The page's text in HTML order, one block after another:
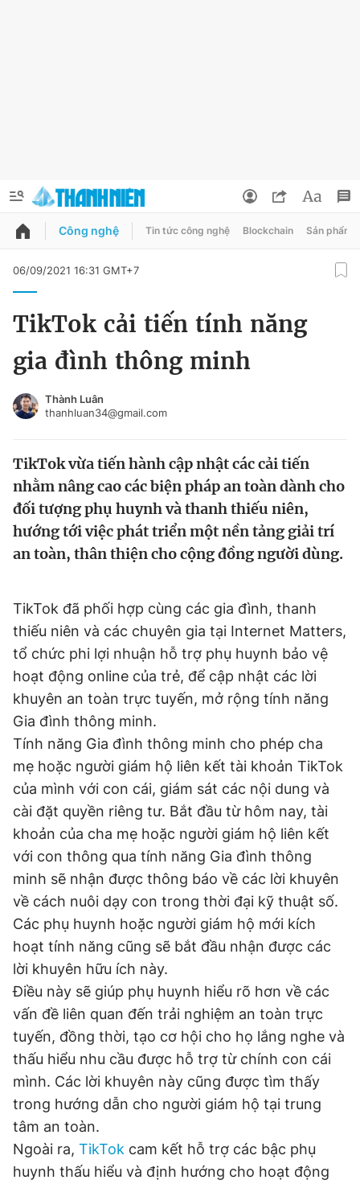
QUẢNG CÁO ĐẶT BÁO
Chào ngày mới
Tin thị trường Tin 360
Video Magazine
Tiện ích Bạn cần biết
Thông tin tòa soạn Liên hệ quảng cáo
Đọc Thanh Niên trên điện thoại
Theo dõi báo trên
Hotline
0906 645 777
Liên hệ quảng cáo
0908 780 404
Đặt báo Tòa soạn Chính sách bảo
Tổng biên tập: Nguyễn Ngọc Toàn
Phó tổng biên tập thường trực: Hải Thành
Phó tổng biên tập: Lâm Hiếu Dũng
Phó tổng biên tập: Trần Việt Hưng
Tổng thư ký tòa soạn: Đức Trung
Giấy phép xuất bản số 110/GP - BTTTT cấp ngày 24.3.2020
© 2003-2026 Bản quyền thuộc về Báo Thanh Niên. Cấm sao
chép dưới mọi hình thức nếu không có sự chấp thuận bằng văn
bản. Phát triển bởi ePi Technologies, JSC.
Đổi mật khẩu
Tin đã lưu
Tin đã xem
Công nghệ Tin tức công nghệ Blockchain Sản phẩm
06/09/2021 16:31 GMT+7
TikTok cải tiến tính năng
gia đình thông minh
Thành Luân
thanhluan34@gmail.com
TikTok vừa tiến hành cập nhật các cải tiến
nhằm nâng cao các biện pháp an toàn dành cho
đối tượng phụ huynh và thanh thiếu niên,
hướng tới việc phát triển một nền tảng giải trí
an toàn, thân thiện cho cộng đồng người dùng.
TikTok đã phối hợp cùng các gia đình, thanh
thiếu niên và các chuyên gia tại Internet Matters,
tổ chức phi lợi nhuận hỗ trợ phụ huynh bảo vệ
hoạt động online của trẻ, để cập nhật các lời
khuyên an toàn trực tuyến, mở rộng tính năng
Gia đình thông minh.
Tính năng Gia đình thông minh cho phép cha
mẹ hoặc người giám hộ liên kết tài khoản TikTok
của mình với con cái, giám sát các nội dung và
cài đặt quyền riêng tư. Bắt đầu từ hôm nay, tài
khoản của cha mẹ hoặc người giám hộ liên kết
với con thông qua tính năng Gia đình thông
minh sẽ nhận được thông báo về các lời khuyên
về cách nuôi dạy con trong thời đại kỹ thuật số.
Các phụ huynh hoặc người giám hộ mới kích
hoạt tính năng cũng sẽ bắt đầu nhận được các
lời khuyên hữu ích này.
Điều này sẽ giúp phụ huynh hiểu rõ hơn về các
vấn đề liên quan đến trải nghiệm an toàn trực
tuyến, đồng thời, tạo cơ hội cho họ lắng nghe và
thấu hiểu nhu cầu được hỗ trợ từ chính con cái
mình. Các lời khuyên này cũng được tìm thấy
trong hướng dẫn cho người giám hộ tại trung
tâm an toàn.
Ngoài ra, TikTok cam kết hỗ trợ các bậc phụ
huynh thấu hiểu và định hướng cho hoạt động